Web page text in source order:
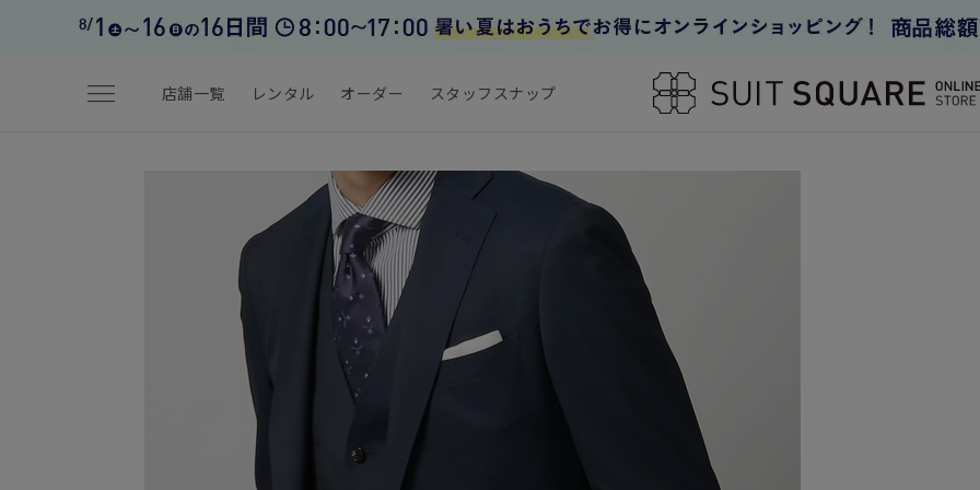
menu 店舗一覧 レンタル オーダー スタッフスナップ